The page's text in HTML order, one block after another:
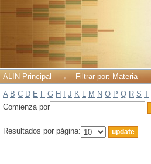
ALIN Principal →
Filtrar por: Materia
A B C D E F G H J K L M N O P Q R S T
Comienza por
Resultados por página: